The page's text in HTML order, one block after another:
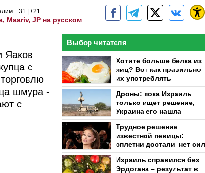
+31 +21
Maariv, JP на русском
Яаков
с
шмура -
с
Выбор читателя
Хотите больше белка из
яиц? Вот как правильно
их употреблять
Дроны: пока Израиль
только ищет решение,
Украина его нашла
Трудное решение
известной певицы:
сплетни достали, нет сил
Израиль справился без
Эрдогана – результат в